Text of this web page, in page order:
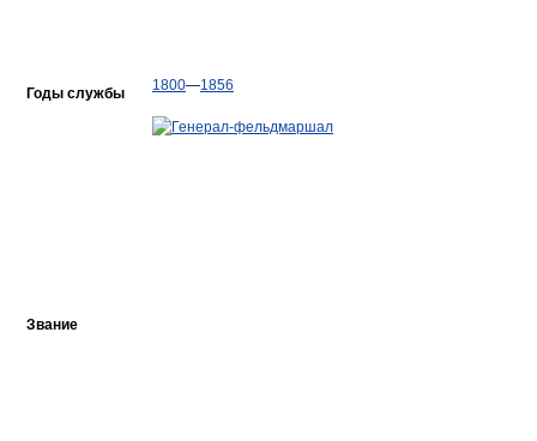
Годы службы 1800—1856
Звание